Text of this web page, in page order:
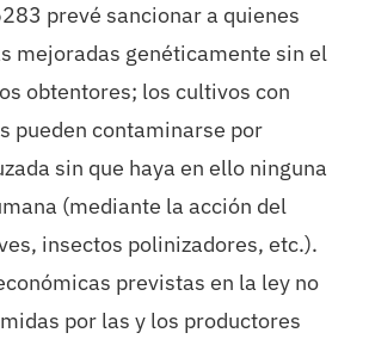
prevé sancionar a quienes
mejoradas genéticamente sin el
obtentores; los cultivos con
pueden contaminarse por
sin que haya en ello ninguna
(mediante la acción del
insectos polinizadores, etc.).
previstas en la ley no
por las y los productores